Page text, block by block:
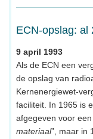
ECN-opslag: al
9 april 1993
Als de ECN een
de opslag van
Kernenergiewet-
faciliteit. In 1965 is
afgegeven voor
materiaal”, maar in